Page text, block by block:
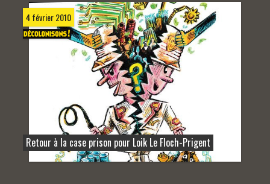
4 février 2010
Retour à la case prison pour Loik Le Floch-Prigent